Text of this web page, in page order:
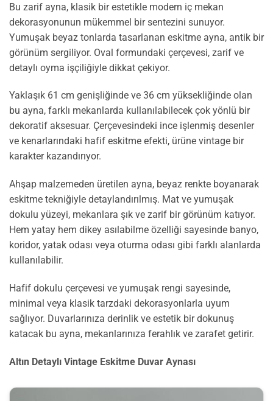
Bu zarif ayna, klasik bir estetikle modern iç mekan
dekorasyonunun mükemmel bir sentezini sunuyor.
Yumuşak beyaz tonlarda tasarlanan eskitme ayna, antik bir
görünüm sergiliyor. Oval formundaki çerçevesi, zarif ve
detaylı oyma işçiliğiyle dikkat çekiyor.
Yaklaşık 61 cm genişliğinde ve 36 cm yüksekliğinde olan
bu ayna, farklı mekanlarda kullanılabilecek çok yönlü bir
dekoratif aksesuar. Çerçevesindeki ince işlenmiş desenler
ve kenarlarındaki hafif eskitme efekti, ürüne vintage bir
karakter kazandırıyor.
Ahşap malzemeden üretilen ayna, beyaz renkte boyanarak
eskitme tekniğiyle detaylandırılmış. Mat ve yumuşak
dokulu yüzeyi, mekanlara şık ve zarif bir görünüm katıyor.
Hem yatay hem dikey asılabilme özelliği sayesinde banyo,
koridor, yatak odası veya oturma odası gibi farklı alanlarda
kullanılabilir.
Hafif dokulu çerçevesi ve yumuşak rengi sayesinde,
minimal veya klasik tarzdaki dekorasyonlarla uyum
sağlıyor. Duvarlarınıza derinlik ve estetik bir dokunuş
katacak bu ayna, mekanlarınıza ferahlık ve zarafet getirir.
Altın Detaylı Vintage Eskitme Duvar Aynası